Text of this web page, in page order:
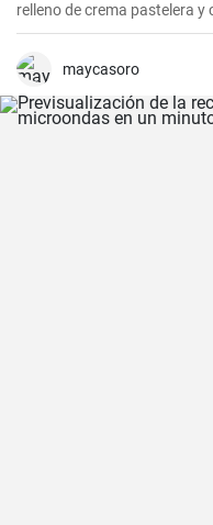
relleno de crema pastelera
maycasoro